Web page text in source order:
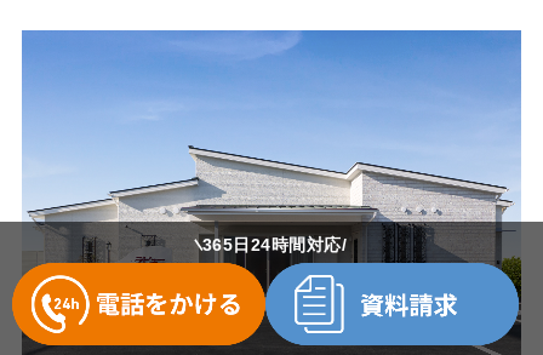
365日24時間対応